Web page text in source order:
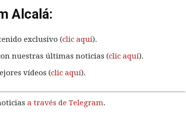
Alcalá:
exclusivo (clic aquí).
nuestras últimas noticias (clic aquí).
vídeos (clic aquí).
a través de Telegram.